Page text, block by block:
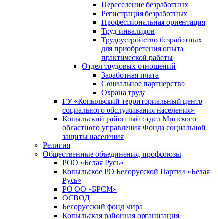
Переселение безработных
Регистрация безработных
Профессиональная ориентация
Труд инвалидов
Трудоустройство безработных
для приобретения опыта
практической работы
Отдел трудовых отношений
Заработная плата
Социальное партнерство
Охрана труда
ГУ «Копыльский территориальный центр
социального обслуживания населения»
Копыльский районный отдел Минского
областного управления Фонда социальной
защиты населения
Религия
Общественные объединения, профсоюзы
РОО «Белая Русь»
Копыльское РО Белорусской Партии «Белая
Русь»
РО ОО «БРСМ»
ОСВОД
Белорусский фонд мира
Копыльская районная организация